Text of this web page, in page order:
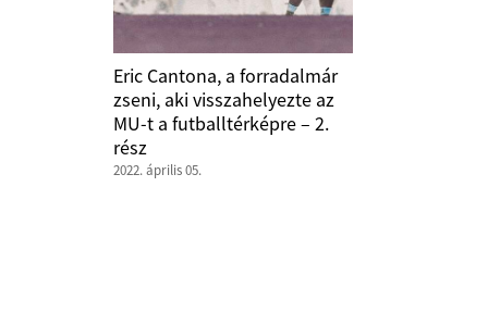
Eric Cantona, a forradalmár
zseni, aki visszahelyezte az
MU-t a futballtérképre – 2.
rész
2022. április 05.